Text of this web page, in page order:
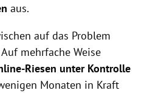
aus.
auf das Problem
mehrfache Weise
Riesen unter Kontrolle
Monaten in Kraft